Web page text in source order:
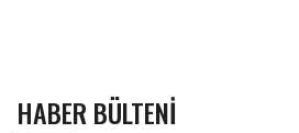
HABER BÜLTENI